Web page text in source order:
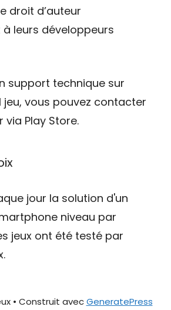
droit d’auteur
leurs développeurs
support technique sur
jeu, vous pouvez contacter
via Play Store.
jour la solution d'un
niveau par
jeux ont été testé par
• Construit avecGeneratePress